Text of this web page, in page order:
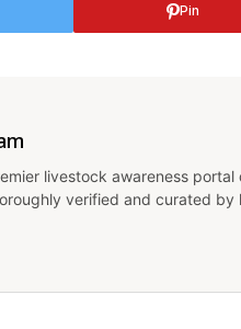
Pin
livestock awareness
verified and curated